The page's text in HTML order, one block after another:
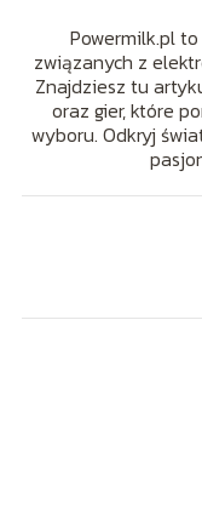
Powermilk.pl
związanych z
Znajdziesz tu
oraz gier, które
wyboru. Odkryj